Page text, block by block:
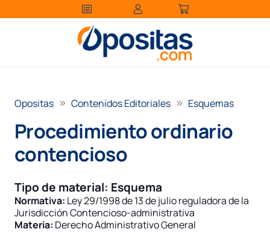
Opositas Contenidos Editoriales Esquemas
Procedimiento ordinario
contencioso
Tipo de material: Esquema
Normativa: Ley 29/1998 de 13 de julio reguladora de la
Jurisdicción Contencioso-administrativa
Materia: Derecho Administrativo General